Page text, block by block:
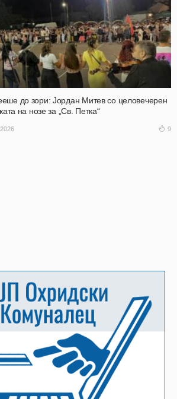
до зори: Јордан Митев со целовечерен
на нозе за „Св. Петка“
9